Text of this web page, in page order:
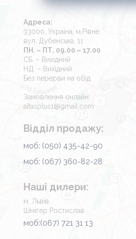
Адреса:
33000, Україна, м.Рівне
вул. Дубенська, 11
ПН. – ПТ. 09.00 – 17.00
СБ. – Вихідний
НД. – Вихідний
Без перерви на обід
Замовлення онлайн:
aitasplus1@gmail.com
Відділ продажу:
моб: (050) 435-42-90
моб: (067) 360-82-28
Наші дилери:
м. Львів
Шмігер Ростислав
моб:(067) 721 31 13